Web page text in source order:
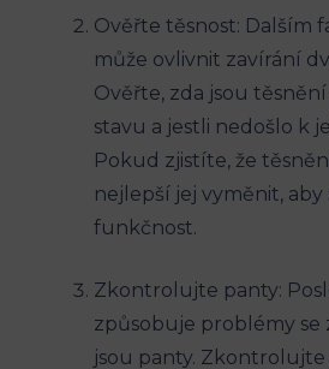
Ověřte těsnost: Dalším
může ovlivnit zavírání
Ověřte, zda jsou
stavu a ⁣jestli nedošlo k
Pokud zjistíte, že
nejlepší jej vyměnit, aby
funkčnost.
Zkontrolujte panty:
způsobuje problémy se
⁣jsou panty.